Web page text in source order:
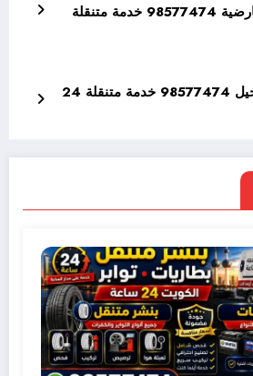
تكييف سيارات العارضية 98577474 خدمة متنقلة
بنشر متنقل الفحيحيل 98577474 خدمة متنقلة 24